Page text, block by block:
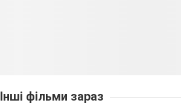
Інші фільми зараз